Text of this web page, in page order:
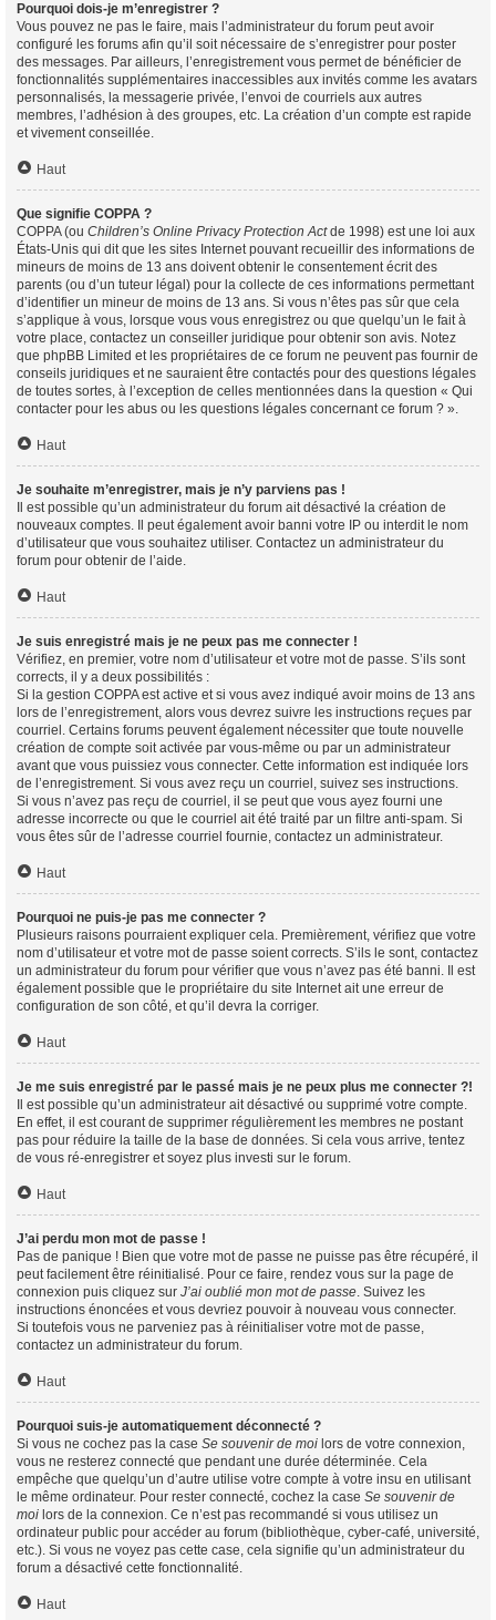
Pourquoi dois-je m’enregistrer ?
Vous pouvez ne pas le faire, mais l’administrateur du forum peut avoir
configuré les forums afin qu’il soit nécessaire de s’enregistrer pour poster
des messages. Par ailleurs, l’enregistrement vous permet de bénéficier de
fonctionnalités supplémentaires inaccessibles aux invités comme les avatars
personnalisés, la messagerie privée, l’envoi de courriels aux autres
membres, l’adhésion à des groupes, etc. La création d’un compte est rapide
et vivement conseillée.
Haut
Que signifie COPPA ?
COPPA (ou Children’s Online Privacy Protection Actde 1998) est une loi aux
États-Unis qui dit que les sites Internet pouvant recueillir des informations de
mineurs de moins de 13 ans doivent obtenir le consentement écrit des
parents (ou d’un tuteur légal) pour la collecte de ces informations permettant
d’identifier un mineur de moins de 13 ans. Si vous n’êtes pas sûr que cela
s’applique à vous, lorsque vous vous enregistrez ou que quelqu’un le fait à
votre place, contactez un conseiller juridique pour obtenir son avis. Notez
que phpBB Limited et les propriétaires de ce forum ne peuvent pas fournir de
conseils juridiques et ne sauraient être contactés pour des questions légales
de toutes sortes, à l’exception de celles mentionnées dans la question « Qui
contacter pour les abus ou les questions légales concernant ce forum ? ».
Haut
Je souhaite m’enregistrer, mais je n’y parviens pas !
Il est possible qu’un administrateur du forum ait désactivé la création de
nouveaux comptes. Il peut également avoir banni votre IP ou interdit le nom
d’utilisateur que vous souhaitez utiliser. Contactez un administrateur du
forum pour obtenir de l’aide.
Haut
Je suis enregistré mais je ne peux pas me connecter !
Vérifiez, en premier, votre nom d’utilisateur et votre mot de passe. S’ils sont
corrects, il y a deux possibilités :
Si la gestion COPPA est active et si vous avez indiqué avoir moins de 13 ans
lors de l’enregistrement, alors vous devrez suivre les instructions reçues par
courriel. Certains forums peuvent également nécessiter que toute nouvelle
création de compte soit activée par vous-même ou par un administrateur
avant que vous puissiez vous connecter. Cette information est indiquée lors
de l’enregistrement. Si vous avez reçu un courriel, suivez ses instructions.
Si vous n’avez pas reçu de courriel, il se peut que vous ayez fourni une
adresse incorrecte ou que le courriel ait été traité par un filtre anti-spam. Si
vous êtes sûr de l’adresse courriel fournie, contactez un administrateur.
Haut
Pourquoi ne puis-je pas me connecter ?
Plusieurs raisons pourraient expliquer cela. Premièrement, vérifiez que votre
nom d’utilisateur et votre mot de passe soient corrects. S’ils le sont, contactez
un administrateur du forum pour vérifier que vous n’avez pas été banni. Il est
également possible que le propriétaire du site Internet ait une erreur de
configuration de son côté, et qu’il devra la corriger.
Haut
Je me suis enregistré par le passé mais je ne peux plus me connecter ?!
Il est possible qu’un administrateur ait désactivé ou supprimé votre compte.
En effet, il est courant de supprimer régulièrement les membres ne postant
pas pour réduire la taille de la base de données. Si cela vous arrive, tentez
de vous ré-enregistrer et soyez plus investi sur le forum.
Haut
J’ai perdu mon mot de passe !
Pas de panique ! Bien que votre mot de passe ne puisse pas être récupéré, il
peut facilement être réinitialisé. Pour ce faire, rendez vous sur la page de
connexion puis cliquez sur J’ai oublié mon mot de passe. Suivez les
instructions énoncées et vous devriez pouvoir à nouveau vous connecter.
Si toutefois vous ne parveniez pas à réinitialiser votre mot de passe,
contactez un administrateur du forum.
Haut
Pourquoi suis-je automatiquement déconnecté ?
Si vous ne cochez pas la case Se souvenir de moi lors de votre connexion,
vous ne resterez connecté que pendant une durée déterminée. Cela
empêche que quelqu’un d’autre utilise votre compte à votre insu en utilisant
le même ordinateur. Pour rester connecté, cochez la case Se souvenir de
moi lors de la connexion. Ce n’est pas recommandé si vous utilisez un
ordinateur public pour accéder au forum (bibliothèque, cyber-café, université,
etc.). Si vous ne voyez pas cette case, cela signifie qu’un administrateur du
forum a désactivé cette fonctionnalité.
Haut